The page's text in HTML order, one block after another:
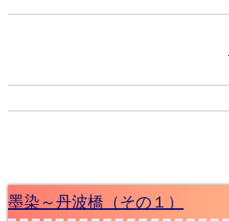
墨染～丹波橋（その１）